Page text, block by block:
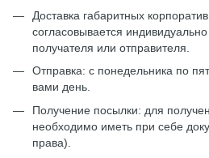
Доставка габаритных
согласовывается
получателя или отправителя.
Отправка: с понедельника по
вами день.
Получение посылки: для
необходимо иметь при себе
права).